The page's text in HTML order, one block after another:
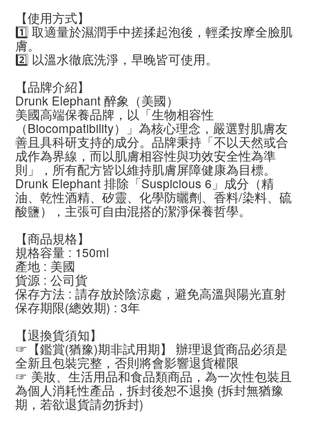
【使用方式】
1️⃣ 取適量於濕潤手中搓揉起泡後，輕柔按摩全臉肌
膚。
2️⃣ 以溫水徹底洗淨，早晚皆可使用。
【品牌介紹】
Drunk Elephant 醉象（美國）
美國高端保養品牌，以「生物相容性
（Biocompatibility）」為核心理念，嚴選對肌膚友
善且具科研支持的成分。品牌秉持「不以天然或合
成作為界線，而以肌膚相容性與功效安全性為準
則」，所有配方皆以維持肌膚屏障健康為目標。
Drunk Elephant 排除「Suspicious 6」成分（精
油、乾性酒精、矽靈、化學防曬劑、香料/染料、硫
酸鹽），主張可自由混搭的潔淨保養哲學。
【商品規格】
規格容量 : 150ml
產地 : 美國
貨源 : 公司貨
保存方法 : 請存放於陰涼處，避免高溫與陽光直射
保存期限(總效期) : 3年
【退換貨須知】
☞【鑑賞(猶豫)期非試用期】 辦理退貨商品必須是
全新且包裝完整，否則將會影響退貨權限
☞ 美妝、生活用品和食品類商品，為一次性包裝且
為個人消耗性產品，拆封後恕不退換 (拆封無猶豫
期，若欲退貨請勿拆封)